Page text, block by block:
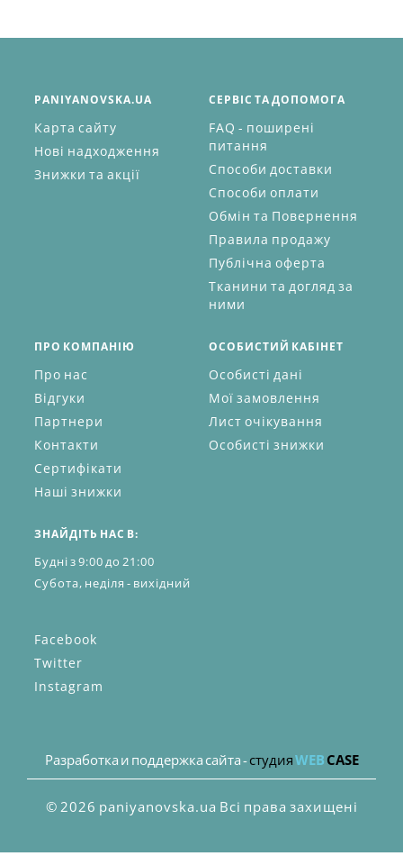
PANIYANOVSKA.UA
Карта сайту
Нові надходження
Знижки та акції
СЕРВІС ТА ДОПОМОГА
FAQ - поширені
питання
Способи доставки
Способи оплати
Обмін та Повернення
Правила продажу
Публічна оферта
Тканини та догляд за
ними
ПРО КОМПАНІЮ
Про нас
Відгуки
Партнери
Контакти
Сертифікати
Наші знижки
ОСОБИСТИЙ КАБІНЕТ
Особисті дані
Мої замовлення
Лист очікування
Особисті знижки
ЗНАЙДІТЬ НАС В:
Будні з 9:00 до 21:00
Субота, неділя - вихідний
Facebook
Twitter
Instagram
Разработка и поддержка сайта -студияWEB CASE
© 2026 paniyanovska.ua Всі права захищені